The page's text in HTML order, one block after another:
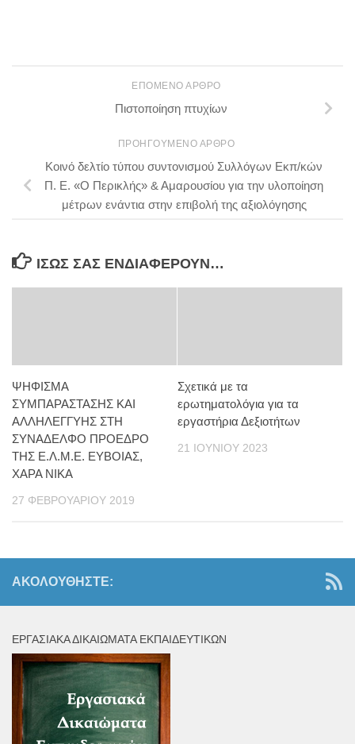
ΕΠΌΜΕΝΟ ΆΡΘΡΟ
Πιστοποίηση πτυχίων
ΠΡΟΗΓΟΎΜΕΝΟ ΆΡΘΡΟ
Kοινό δελτίο τύπου συντονισμού Συλλόγων Εκπ/κών
Π. Ε. «Ο Περικλής» & Αμαρουσίου για την υλοποίηση
μέτρων ενάντια στην επιβολή της αξιολόγησης
ΊΣΩΣ ΣΑΣ ΕΝΔΙΑΦΈΡΟΥΝ…
ΨΗΦΙΣΜΑ
ΣΥΜΠΑΡΑΣΤΑΣΗΣ ΚΑΙ
ΑΛΛΗΛΕΓΓΥΗΣ ΣΤΗ
ΣΥΝΑΔΕΛΦΟ ΠΡΟΕΔΡΟ
ΤΗΣ Ε.Λ.Μ.Ε. ΕΥΒΟΙΑΣ,
ΧΑΡΑ ΝΙΚΑ
27 ΦΕΒΡΟΥΑΡΊΟΥ 2019
Σχετικά με τα
ερωτηματολόγια για τα
εργαστήρια Δεξιοτήτων
21 ΙΟΥΝΊΟΥ 2023
ΑΚΟΛΟΥΘΉΣΤΕ:
ΕΡΓΑΣΙΑΚΆ ΔΙΚΑΙΏΜΑΤΑ ΕΚΠΑΙΔΕΥΤΙΚΏΝ